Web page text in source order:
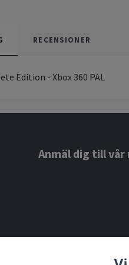
RECENSIONER
Edition - Xbox 360 PAL
Anmäl dig till